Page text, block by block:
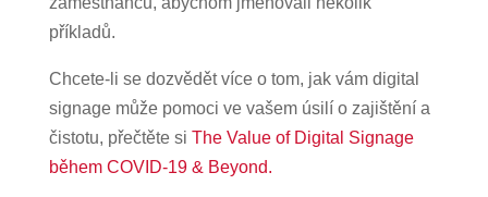
příkladů.
Chcete-li se dozvědět více o tom, jak vám digital
signage může pomoci ve vašem úsilí o zajištění a
čistotu, přečtěte si The Value of Digital Signage
během COVID-19 & Beyond.